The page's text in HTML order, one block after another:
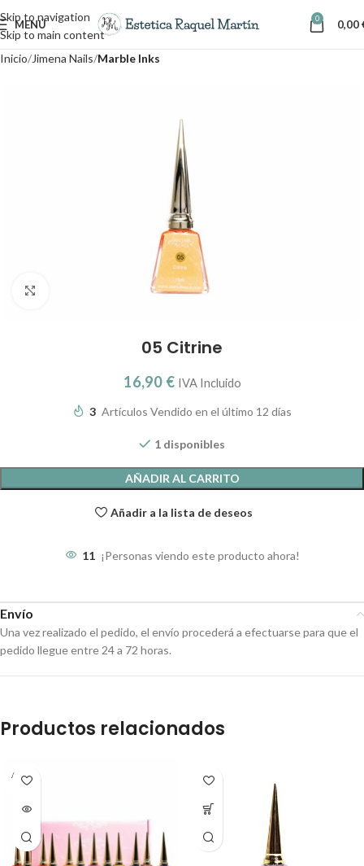
Skip to navigation
Skip to main content
MENÚ 0 0,00
Inicio Jimena Nails Marble Inks
05 Citrine
16,90 € IVA Incluido
3 Artículos Vendido en el último 12 días
1 disponibles
AÑADIR AL CARRITO
Añadir a la lista de deseos
11 ¡Personas viendo este producto ahora!
Envío
Una vez realizado el pedido, el envío procederá a efectuarse para que el
pedido llegue entre 24 a 72 horas.
Productos relacionados
AGOT
ADO